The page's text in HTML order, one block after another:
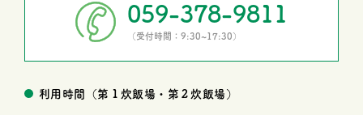
059-378-9811
（受付時間：9:30~17:30）
利用時間（第１炊飯場・第２炊飯場）